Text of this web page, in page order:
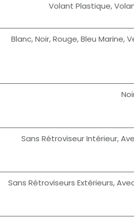
Volant Plastique,
Blanc,Noir,Rouge,Bleu Marine,
Sans Rétroviseur Intérieur,
Sans Rétroviseurs Extérieurs,